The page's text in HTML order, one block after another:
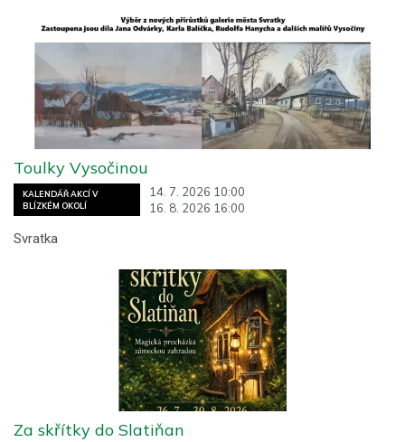
KALENDÁŘ AKCÍ V
BLÍZKÉM OKOLÍ
14. 7. 2026 10:00
16. 8. 2026 16:00
Toulky Vysočinou
Svratka
Za skřítky do Slatiňan